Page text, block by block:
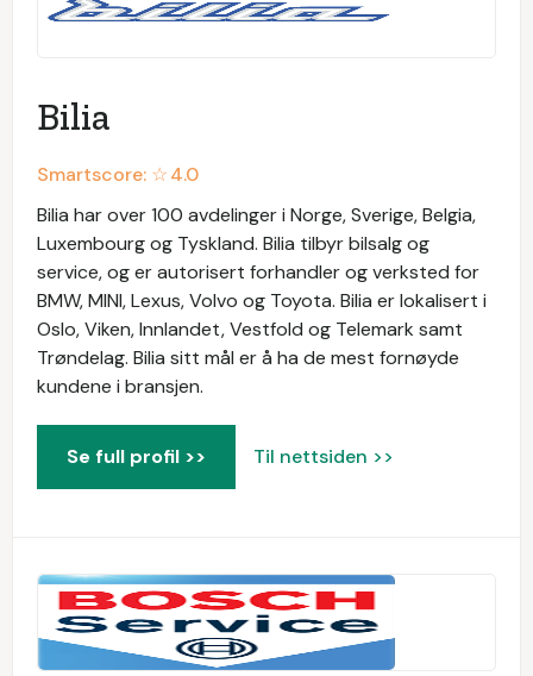
Bilia
Smartscore: ☆4.0
Bilia har over 100 avdelinger i Norge, Sverige, Belgia,
Luxembourg og Tyskland. Bilia tilbyr bilsalg og
service, og er autorisert forhandler og verksted for
BMW, MINI, Lexus, Volvo og Toyota. Bilia er lokalisert i
Oslo, Viken, Innlandet, Vestfold og Telemark samt
Trøndelag. Bilia sitt mål er å ha de mest fornøyde
kundene i bransjen.
Se full profil >> Til nettsiden >>